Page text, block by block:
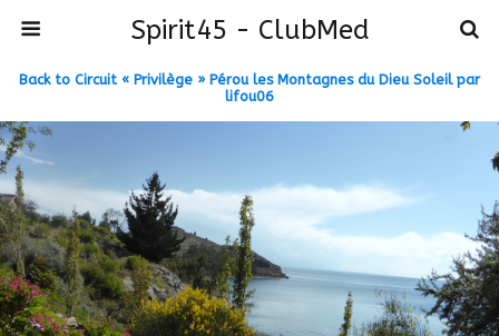
Spirit45 - ClubMed
Back to Circuit « Privilège » Pérou les Montagnes du Dieu Soleil par
lifou06